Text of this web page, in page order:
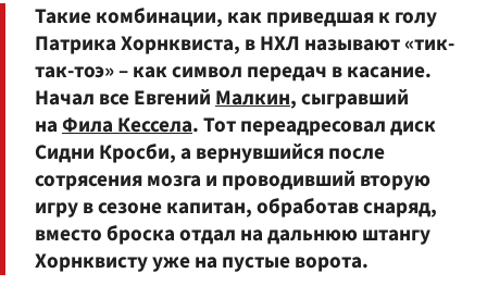
Такие комбинации, как приведшая к голу
Патрика Хорнквиста, в НХЛ называют «тик-
так-тоэ» – как символ передач в касание.
Начал все ЕвгенийМалкин, сыгравший
наФила Кессела. Тот переадресовал диск
Сидни Кросби, а вернувшийся после
сотрясения мозга и проводивший вторую
игру в сезоне капитан, обработав снаряд,
вместо броска отдал на дальнюю штангу
Хорнквисту уже на пустые ворота.